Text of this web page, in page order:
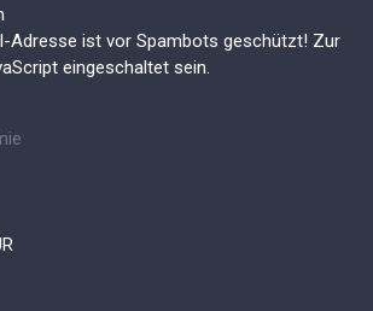
Adresse ist vor Spambots geschützt! Zur
eingeschaltet sein.